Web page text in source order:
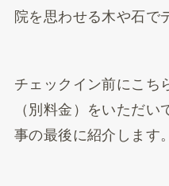
院を思わせる木や石で
チェックイン前にこち
（別料金）をいただ
事の最後に紹介します。